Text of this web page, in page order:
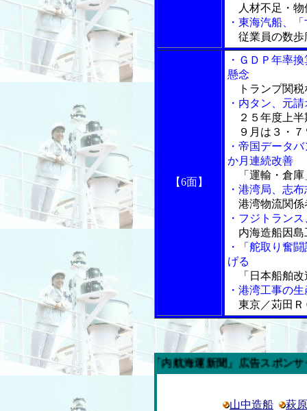
人材不足・物
・東海汽船、
従業員の数歩
【6面】
・ＧＤＰ年率
懸念
トランプ関税
・内タン、元
２５年度上半
９月は３・７
・帝国データ
か月連続改善
「運輸・倉庫
・港湾局、志
港湾物流関係
・フジトラン
内海造船因島
・「舵取り奮
げる
「日本船舶改
・港湾工事の
東京／苅田Ｒ
今週の「内航海運新聞」広告スポンサー企業
山中造船 萩